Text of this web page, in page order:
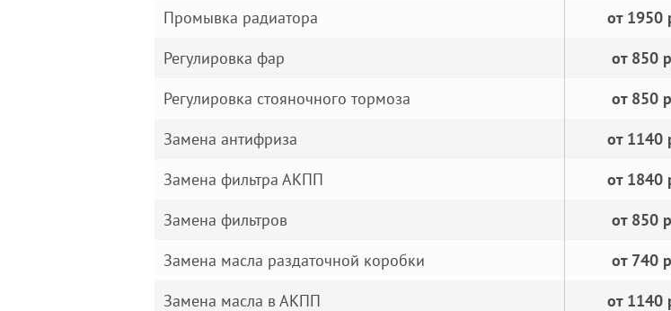
Промывка радиатора
от 1950
Регулировка фар
от 850
Регулировка стояночного тормоза
от 850
Замена антифриза
от 1140
Замена фильтра АКПП
от 1840
Замена фильтров
от 850
Замена масла раздаточной коробки
от 740
Замена масла в АКПП
от 1140